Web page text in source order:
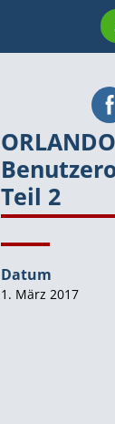
ORLANDO
Teil 2
Datum
1. März 2017